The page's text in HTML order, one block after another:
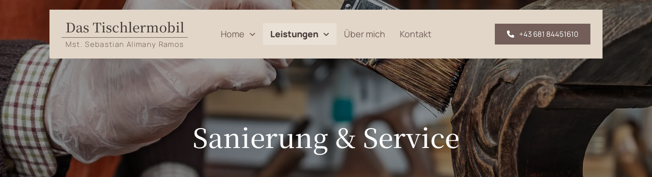
Das Tischlermobil
Mst. Sebastian Alimany Ramos
Home Leistungen Über mich Kontakt +43 681 84451610
Sanierung & Service